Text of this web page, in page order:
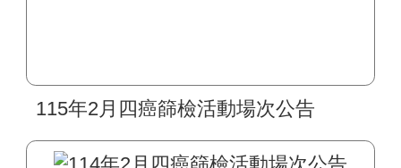
115年2月四癌篩檢活動場次公告